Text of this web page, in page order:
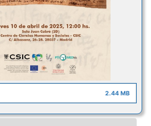
2.44 MB